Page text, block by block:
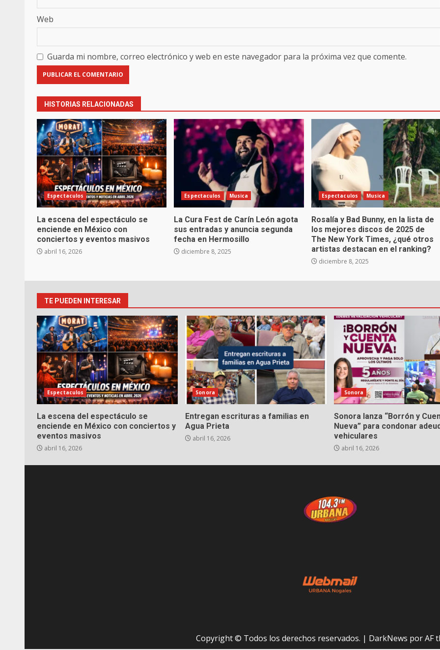
Web
Guarda mi nombre, correo electrónico y web en este navegador para la próxima vez que comente.
HISTORIAS RELACIONADAS
Espectaculos
La escena del espectáculo se
enciende en México con
conciertos y eventos masivos
abril 16, 2026
Espectaculos Musica
La Cura Fest de Carín León agota
sus entradas y anuncia segunda
fecha en Hermosillo
diciembre 8, 2025
Espectaculos Musica
Rosalía y Bad Bunny, en la lista de
los mejores discos de 2025 de
The New York Times, ¿qué otros
artistas destacan en el ranking?
diciembre 8, 2025
TE PUEDEN INTERESAR
Espectaculos
La escena del espectáculo se
enciende en México con conciertos y
eventos masivos
abril 16, 2026
Sonora
Entregan escrituras a familias en
Agua Prieta
abril 16, 2026
Sonora
Sonora lanza “Borrón y
Nueva” para condonar
vehiculares
abril 16, 2026
Copyright © Todos los derechos reservados. | DarkNews por AF